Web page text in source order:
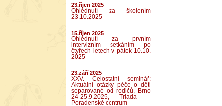
23.říjen 2025
Ohlédnutí za školením
23.10.2025
15.říjen 2025
Ohlédnutí za prvním
intervizním setkáním po
čtyřech letech v pátek 10.10.
2025
23.září 2025
XXV. Celostátní seminář:
Aktuální otázky péče o děti
separované od rodičů, Brno
24-25.9.2025, Triada –
Poradenské centrum